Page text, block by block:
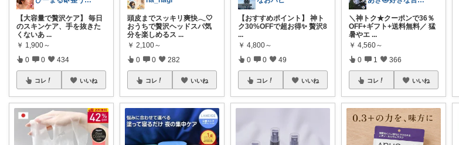
【大容量で贅沢ケア】 毎日
のスキンケア、手を抜きた
くないあ ...
￥ 1,900～
0 0 434
コレ いいね
頭皮までスッキリ爽快𓂃🤍
おうちで贅沢ヘッドスパ気
分を楽しめるス ...
￥ 2,100～
0 0 282
コレ いいね
【おすすめポイント】 神ト
ク30%OFFで超お得✨ 贅沢8
...
￥ 4,800～
0 0 49
コレ いいね
＼神トク★クーポンで36％
OFF+ギフト+送料無料／ 猛
暑やエ ...
￥ 4,560～
0 1 366
コレ いいね